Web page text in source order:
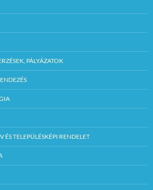
PÁLYÁZATOK
TELEPÜLÉSKÉPI RENDELET